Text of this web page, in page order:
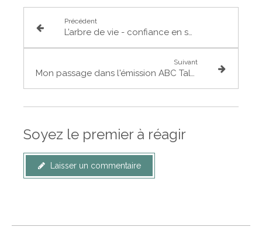
Précédent
L’arbre de vie - confiance en soi et en la vie
Suivant
Mon passage dans l'émission ABC Talk : Présentation de mes outils
Soyez le premier à réagir
Laisser un commentaire